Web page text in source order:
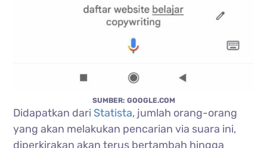
SUMBER: GOOGLE.COM
Didapatkan dari Statista, jumlah orang-orang
yang akan melakukan pencarian via suara ini,
diperkirakan akan terus bertambah hingga